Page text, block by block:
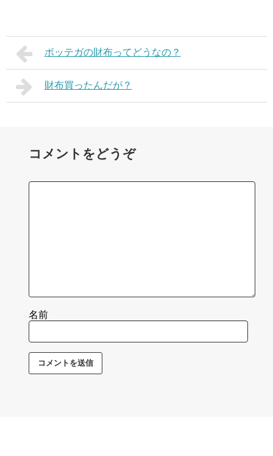
ボッテガの財布ってどうなの？
財布買ったんだが？
コメントをどうぞ
名前